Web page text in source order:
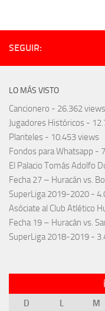
SEGUIR:
LO MÁS VISTO
Cancionero - 26.362 views
Jugadores Históricos -
Planteles - 10.453 views
Fondos para Whatsapp -
El Palacio Tomás Adolfo
Fecha 27 – Huracán vs.
SuperLiga 2019-2020 -
Asóciate al Club Atlético
Fecha 19 – Huracán vs.
SuperLiga 2018-2019 -
D
L M